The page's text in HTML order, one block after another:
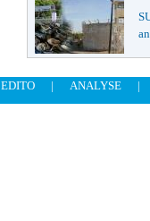
EDITO | ANALYSE
|